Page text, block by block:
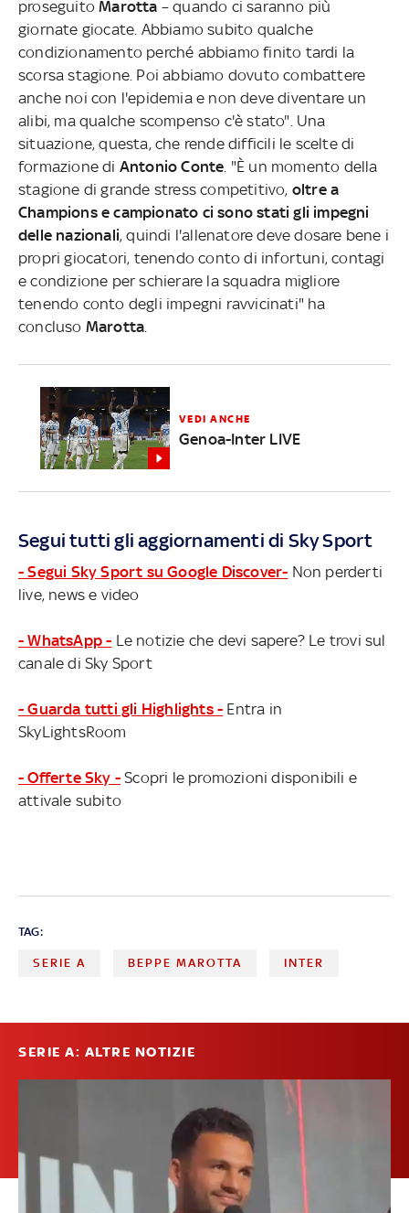
proseguitoMarotta – quando ci saranno più
giornate giocate. Abbiamo subito qualche
condizionamento perché abbiamo finito tardi la
scorsa stagione. Poi abbiamo dovuto combattere
anche noi con l'epidemia e non deve diventare un
alibi, ma qualche scompenso c'è stato". Una
situazione, questa, che rende difficili le scelte di
formazione di Antonio Conte . "È un momento della
stagione di grande stress competitivo, oltre a
Champions e campionato ci sono stati gli impegni
delle nazionali, quindi l'allenatore deve dosare bene i
propri giocatori, tenendo conto di infortuni, contagi
e condizione per schierare la squadra migliore
tenendo conto degli impegni ravvicinati" ha
concluso Marotta
VEDI ANCHE
Genoa-Inter LIVE
Segui tutti gli aggiornamenti di Sky Sport
- Segui Sky Sport su Google Discover- Non perderti
live, news e video
- WhatsApp - Le notizie che devi sapere? Le trovi sul
canale di Sky Sport
- Guarda tutti gli Highlights - Entra in
SkyLightsRoom
- Offerte Sky - Scopri le promozioni disponibili e
attivale subito
TAG:
SERIE A BEPPE MAROTTA INTER
SERIE A: ALTRE NOTIZIE